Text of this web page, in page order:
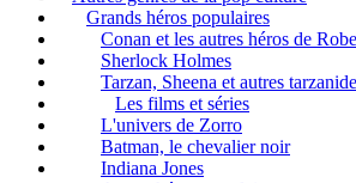
Grands héros populaires
Conan et les autres héros de
Sherlock Holmes
Tarzan, Sheena et autres
Les films et séries
L'univers de Zorro
Batman, le chevalier noir
Indiana Jones